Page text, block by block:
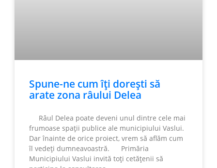
Spune-ne cum îți dorești să
arate zona râului Delea
Râul Delea poate deveni unul dintre cele mai
frumoase spații publice ale municipiului Vaslui.
Dar înainte de orice proiect, vrem să aflăm cum
îl vedeți dumneavoastră. Primăria
Municipiului Vaslui invită toți cetățenii să